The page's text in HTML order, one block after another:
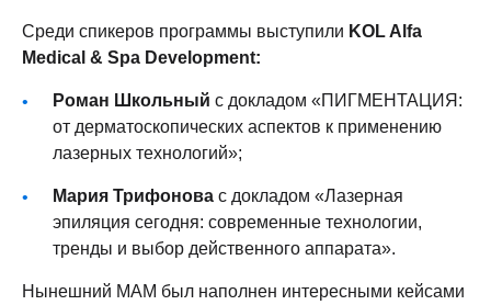
Среди спикеров программы выступили KOL Alfa
Medical & Spa Development:
Роман Школьный с докладом «ПИГМЕНТАЦИЯ:
от дерматоскопических аспектов к применению
лазерных технологий»;
Мария Трифонова с докладом «Лазерная
эпиляция сегодня: современные технологии,
тренды и выбор действенного аппарата».
Нынешний МАМ был наполнен интересными кейсами